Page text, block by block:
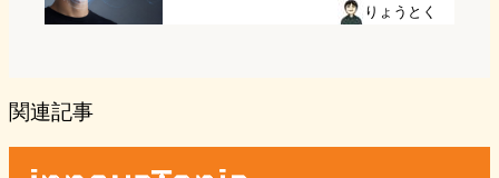
りょうとく
関連記事